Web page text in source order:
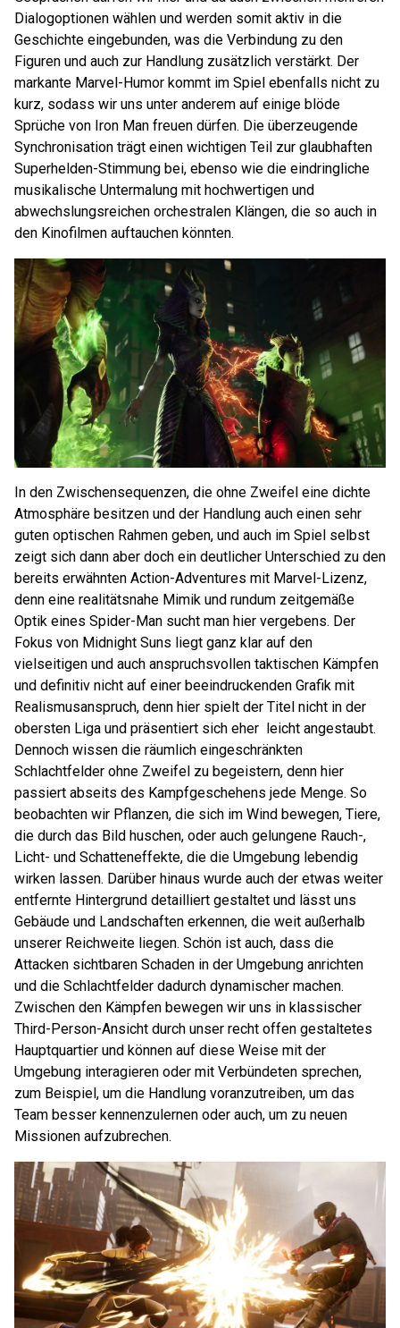
Dialogoptionen wählen und werden somit aktiv in die
Geschichte eingebunden, was die Verbindung zu den
Figuren und auch zur Handlung zusätzlich verstärkt. Der
markante Marvel-Humor kommt im Spiel ebenfalls nicht zu
kurz, sodass wir uns unter anderem auf einige blöde
Sprüche von Iron Man freuen dürfen. Die überzeugende
Synchronisation trägt einen wichtigen Teil zur glaubhaften
Superhelden-Stimmung bei, ebenso wie die eindringliche
musikalische Untermalung mit hochwertigen und
abwechslungsreichen orchestralen Klängen, die so auch in
den Kinofilmen auftauchen könnten.
In den Zwischensequenzen, die ohne Zweifel eine dichte
Atmosphäre besitzen und der Handlung auch einen sehr
guten optischen Rahmen geben, und auch im Spiel selbst
zeigt sich dann aber doch ein deutlicher Unterschied zu den
bereits erwähnten Action-Adventures mit Marvel-Lizenz,
denn eine realitätsnahe Mimik und rundum zeitgemäße
Optik eines Spider-Man sucht man hier vergebens. Der
Fokus von Midnight Suns liegt ganz klar auf den
vielseitigen und auch anspruchsvollen taktischen Kämpfen
und definitiv nicht auf einer beeindruckenden Grafik mit
Realismusanspruch, denn hier spielt der Titel nicht in der
obersten Liga und präsentiert sich eher leicht angestaubt.
Dennoch wissen die räumlich eingeschränkten
Schlachtfelder ohne Zweifel zu begeistern, denn hier
passiert abseits des Kampfgeschehens jede Menge. So
beobachten wir Pflanzen, die sich im Wind bewegen, Tiere,
die durch das Bild huschen, oder auch gelungene Rauch-,
Licht- und Schatteneffekte, die die Umgebung lebendig
wirken lassen. Darüber hinaus wurde auch der etwas weiter
entfernte Hintergrund detailliert gestaltet und lässt uns
Gebäude und Landschaften erkennen, die weit außerhalb
unserer Reichweite liegen. Schön ist auch, dass die
Attacken sichtbaren Schaden in der Umgebung anrichten
und die Schlachtfelder dadurch dynamischer machen.
Zwischen den Kämpfen bewegen wir uns in klassischer
Third-Person-Ansicht durch unser recht offen gestaltetes
Hauptquartier und können auf diese Weise mit der
Umgebung interagieren oder mit Verbündeten sprechen,
zum Beispiel, um die Handlung voranzutreiben, um das
Team besser kennenzulernen oder auch, um zu neuen
Missionen aufzubrechen.